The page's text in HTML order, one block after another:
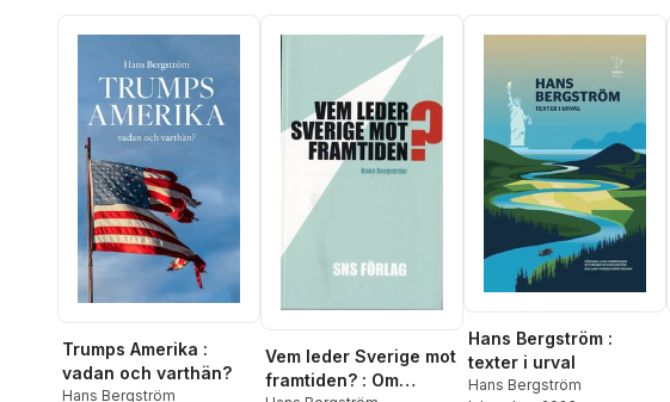
Trumps Amerika :
vadan och varthän?
Hans Bergström
Vem leder Sverige mot
framtiden? : Om
Hans Bergström :
texter i urval
Hans Bergström